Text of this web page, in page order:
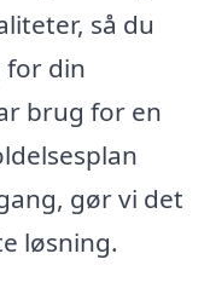
så du
for din
brug for en
gør vi det
løsning.